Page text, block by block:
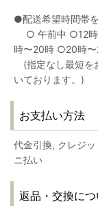
●配送希望時間帯
○ 午前中 ○12時
時〜20時 ○20時〜
(指定なし最短を
いております。)
お支払い方法
代金引換, クレジ
ニ払い
返品・交換につ